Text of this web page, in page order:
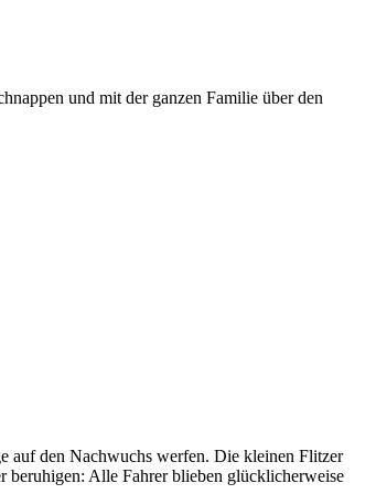
und mit der ganzen Familie über den
auf den Nachwuchs werfen. Die kleinen Flitzer
beruhigen: Alle Fahrer blieben glücklicherweise